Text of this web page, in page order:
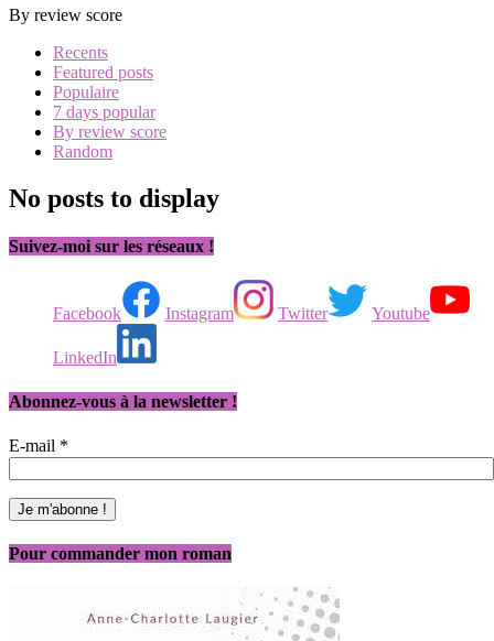
By review score
Recents
Featured posts
Populaire
7 days popular
By review score
Random
No posts to display
Suivez-moi sur les réseaux !
Facebook Instagram Twitter Youtube
LinkedIn
Abonnez-vous à la newsletter !
E-mail *
Pour commander mon roman